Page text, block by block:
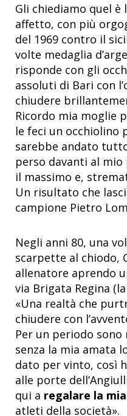
Gli chiediamo quel è
affetto, con più
del 1969 contro il
volte medaglia
risponde con gli
assoluti di Bari con
chiudere
Ricordo mia moglie
le feci un occhiolino
sarebbe andato
perso davanti al mio
il massimo e,
Un risultato che
campione Pietro
Negli anni 80, una
scarpette al chiodo,
allenatore aprendo
via Brigata Regina (la
«Una realtà che
chiudere con
Per un periodo
senza la mia amata
dato per vinto, così
alle porte
qui a regalare la
atleti della società».